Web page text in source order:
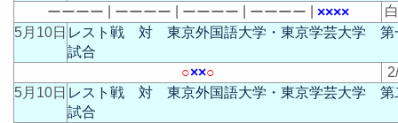
ーーーー ーーーー ーーーー ーーーー ××××
5月10日 レスト戦 対 東京外国語大学・東京学芸大学 第
試合
○××○
5月10日 レスト戦 対 東京外国語大学・東京学芸大学 第
試合